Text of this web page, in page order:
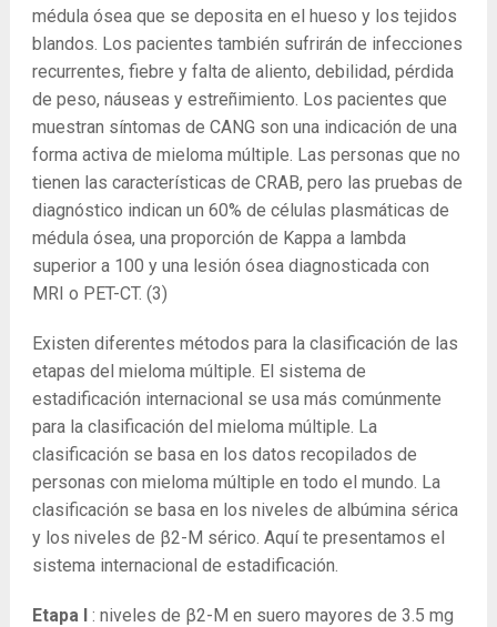
médula ósea que se deposita en el hueso y los tejidos
blandos. Los pacientes también sufrirán de infecciones
recurrentes, fiebre y falta de aliento, debilidad, pérdida
de peso, náuseas y estreñimiento. Los pacientes que
muestran síntomas de CANG son una indicación de una
forma activa de mieloma múltiple. Las personas que no
tienen las características de CRAB, pero las pruebas de
diagnóstico indican un 60% de células plasmáticas de
médula ósea, una proporción de Kappa a lambda
superior a 100 y una lesión ósea diagnosticada con
MRI o PET-CT. (3)
Existen diferentes métodos para la clasificación de las
etapas del mieloma múltiple. El sistema de
estadificación internacional se usa más comúnmente
para la clasificación del mieloma múltiple. La
clasificación se basa en los datos recopilados de
personas con mieloma múltiple en todo el mundo. La
clasificación se basa en los niveles de albúmina sérica
y los niveles de β2-M sérico. Aquí te presentamos el
sistema internacional de estadificación.
Etapa I: niveles de β2-M en suero mayores de 3.5 mg